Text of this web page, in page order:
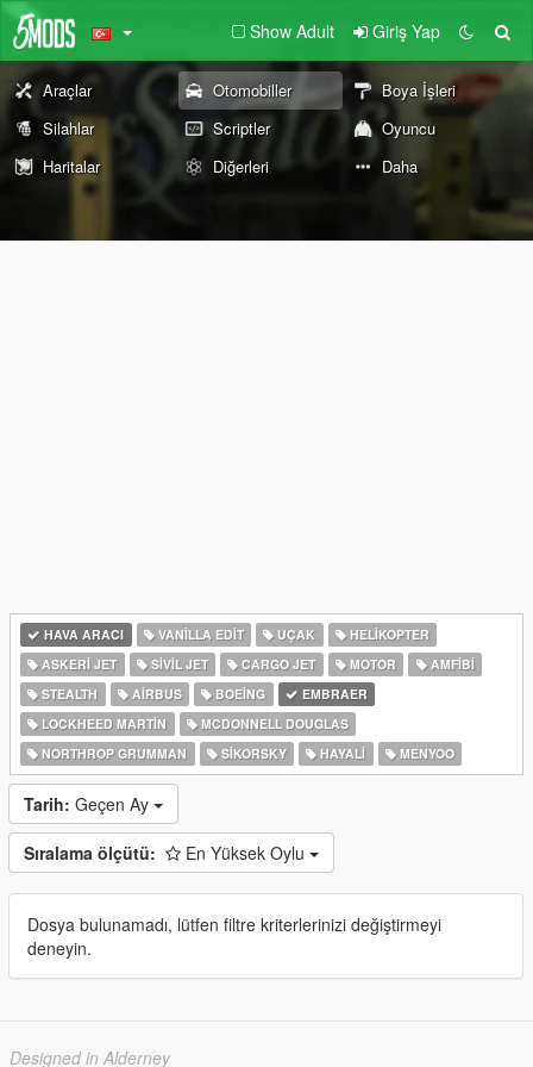
Show Adult Giriş Yap
Araçlar Otomobiller
Boya İşleri
Silahlar
Scriptler
Oyuncu
Haritalar
Diğerleri Daha
HAVA ARACI VANILLA EDIT UÇAK
HELIKOPTER
ASKERI JET
SIVIL JET CARGO JET MOTOR
AMFIBI
STEALTH
AIRBUS BOEING
EMBRAER
LOCKHEED MARTIN
MCDONNELL DOUGLAS
NORTHROP GRUMMAN
SIKORSKY HAYALI MENYOO
Tarih: Geçen Ay
Sıralama ölçütü: En Yüksek Oylu
Dosya bulunamadı, lütfen filtre kriterlerinizi değiştirmeyi
deneyin.
Designed in Alderney